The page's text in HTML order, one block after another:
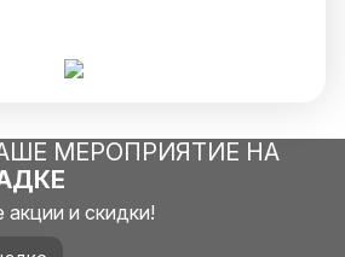
МЕРОПРИЯТИЕ НА
и скидки!